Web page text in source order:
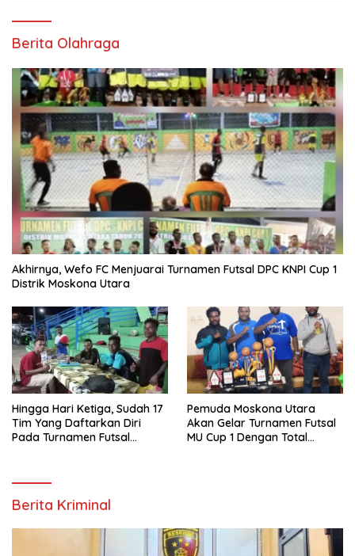
Berita Olahraga
Akhirnya, Wefo FC Menjuarai Turnamen Futsal DPC KNPI Cup 1
Distrik Moskona Utara
Hingga Hari Ketiga, Sudah 17
Tim Yang Daftarkan Diri
Pada Turnamen Futsal
Pemuda Moskona Utara
Akan Gelar Turnamen Futsal
MU Cup 1 Dengan Total
Berita Kriminal